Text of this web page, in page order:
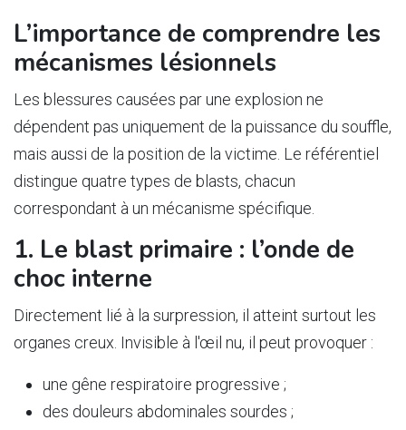
L’importance de comprendre les
mécanismes lésionnels
Les blessures causées par une explosion ne
dépendent pas uniquement de la puissance du souffle,
mais aussi de la position de la victime. Le référentiel
distingue quatre types de blasts, chacun
correspondant à un mécanisme spécifique.
1. Le blast primaire : l’onde de
choc interne
Directement lié à la surpression, il atteint surtout les
organes creux. Invisible à l'œil nu, il peut provoquer :
une gêne respiratoire progressive ;
des douleurs abdominales sourdes ;